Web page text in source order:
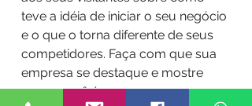
teve a idéia de iniciar o seu negócio
e o que o torna diferente de seus
competidores. Faça com que sua
empresa se destaque e mostre
quem você é.